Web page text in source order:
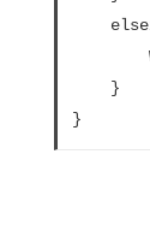
		Write-Warning "Migration completed with warnings. See output or log file for warning details.`nPlan: $file"
}